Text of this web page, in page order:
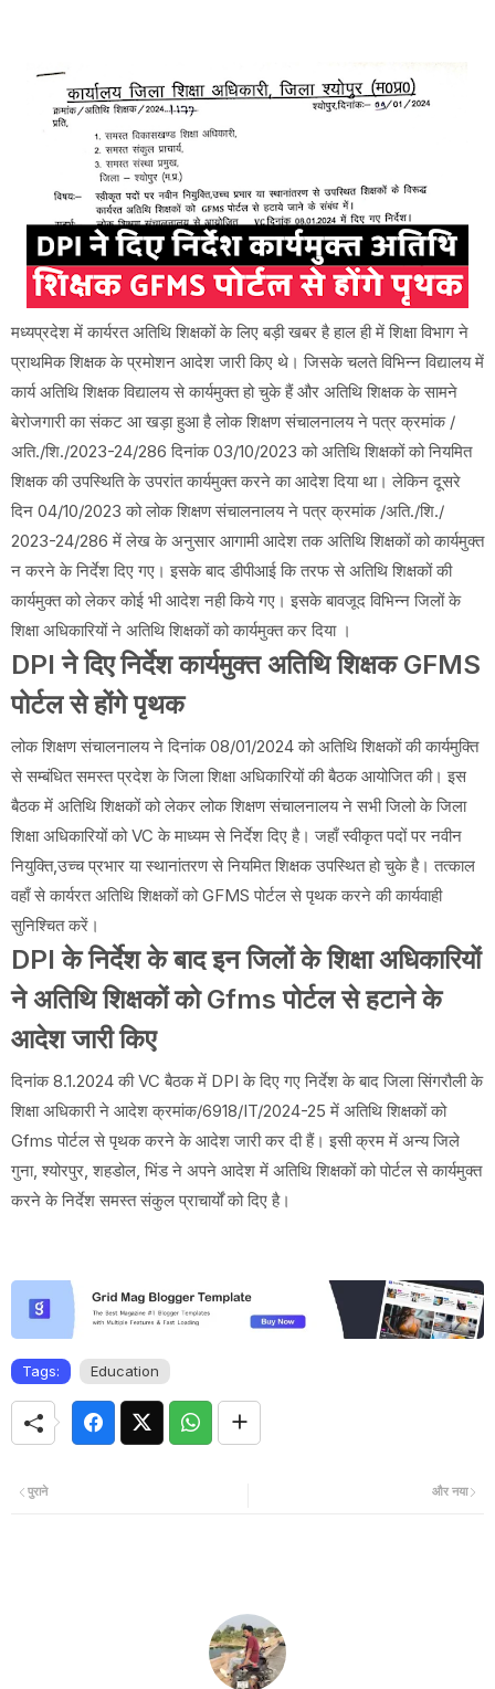
मध्यप्रदेश में कार्यरत अतिथि शिक्षकों के लिए बड़ी खबर है हाल ही में शिक्षा विभाग ने
प्राथमिक शिक्षक के प्रमोशन आदेश जारी किए थे। जिसके चलते विभिन्न विद्यालय में
कार्य अतिथि शिक्षक विद्यालय से कार्यमुक्त हो चुके हैं और अतिथि शिक्षक के सामने
बेरोजगारी का संकट आ खड़ा हुआ है लोक शिक्षण संचालनालय ने पत्र क्रमांक /
अति./शि./2023-24/286 दिनांक 03/10/2023 को अतिथि शिक्षकों को नियमित
शिक्षक की उपस्थिति के उपरांत कार्यमुक्त करने का आदेश दिया था। लेकिन दूसरे
दिन 04/10/2023 को लोक शिक्षण संचालनालय ने पत्र क्रमांक /अति./शि./
2023-24/286 में लेख के अनुसार आगामी आदेश तक अतिथि शिक्षकों को कार्यमुक्त
न करने के निर्देश दिए गए। इसके बाद डीपीआई कि तरफ से अतिथि शिक्षकों की
कार्यमुक्त को लेकर कोई भी आदेश नही किये गए। इसके बावजूद विभिन्न जिलों के
शिक्षा अधिकारियों ने अतिथि शिक्षकों को कार्यमुक्त कर दिया ।
DPI ने दिए निर्देश कार्यमुक्त अतिथि शिक्षक GFMS
पोर्टल से होंगे पृथक
लोक शिक्षण संचालनालय ने दिनांक 08/01/2024 को अतिथि शिक्षकों की कार्यमुक्ति
से सम्बंधित समस्त प्रदेश के जिला शिक्षा अधिकारियों की बैठक आयोजित की। इस
बैठक में अतिथि शिक्षकों को लेकर लोक शिक्षण संचालनालय ने सभी जिलो के जिला
शिक्षा अधिकारियों को VC के माध्यम से निर्देश दिए है। जहाँ स्वीकृत पदों पर नवीन
नियुक्ति,उच्च प्रभार या स्थानांतरण से नियमित शिक्षक उपस्थित हो चुके है। तत्काल
वहाँ से कार्यरत अतिथि शिक्षकों को GFMS पोर्टल से पृथक करने की कार्यवाही
सुनिश्चित करें।
DPI के निर्देश के बाद इन जिलों के शिक्षा अधिकारियों
ने अतिथि शिक्षकों को Gfms पोर्टल से हटाने के
आदेश जारी किए
दिनांक 8.1.2024 की VC बैठक में DPI के दिए गए निर्देश के बाद जिला सिंगरौली के
शिक्षा अधिकारी ने आदेश क्रमांक/6918/IT/2024-25 में अतिथि शिक्षकों को
Gfms पोर्टल से पृथक करने के आदेश जारी कर दी हैं। इसी क्रम में अन्य जिले
गुना, श्योरपुर, शहडोल, भिंड ने अपने आदेश में अतिथि शिक्षकों को पोर्टल से कार्यमुक्त
करने के निर्देश समस्त संकुल प्राचार्यों को दिए है।
Tags: Education
और नया
पुराने